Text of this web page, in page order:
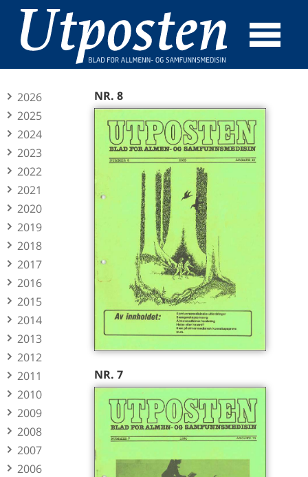
☰
2026
2025
2024
2023
2022
2021
2020
2019
2018
2017
2016
2015
2014
2013
2012
2011
2010
2009
2008
2007
2006
NR. 8
NR. 7